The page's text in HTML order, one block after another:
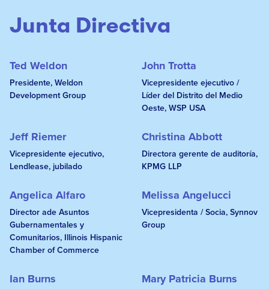
Junta Directiva
Ted Weldon
Presidente, Weldon
Development Group
John Trotta
Vicepresidente ejecutivo /
Líder del Distrito del Medio
Oeste, WSP USA
Jeff Riemer
Vicepresidente ejecutivo,
Lendlease, jubilado
Christina Abbott
Directora gerente de auditoría,
KPMG LLP
Angelica Alfaro
Director ade Asuntos
Gubernamentales y
Comunitarios, Illinois Hispanic
Chamber of Commerce
Melissa Angelucci
Vicepresidenta / Socia, Synnov
Group
Ian Burns Mary Patricia Burns